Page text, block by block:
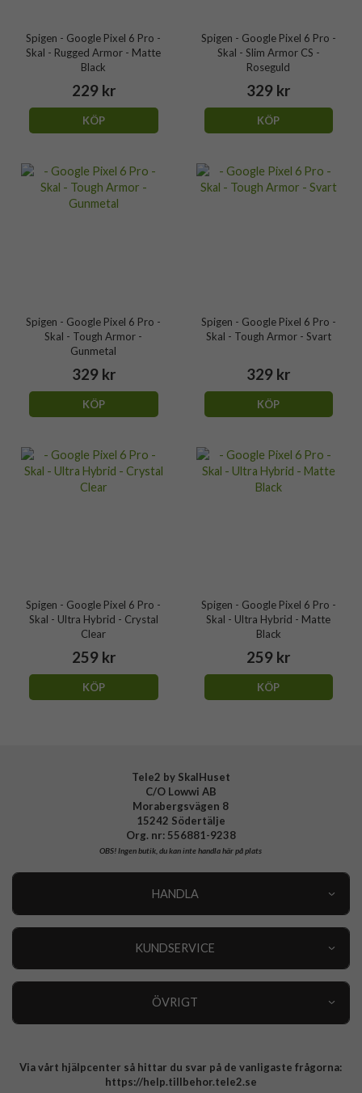
Spigen - Google Pixel 6 Pro -
Skal - Rugged Armor - Matte
Black
229 kr
KÖP
Spigen - Google Pixel 6 Pro -
Skal - Slim Armor CS -
Roseguld
329 kr
KÖP
Spigen - Google Pixel 6 Pro -
Skal - Tough Armor -
Gunmetal
329 kr
KÖP
Spigen - Google Pixel 6 Pro -
Skal - Tough Armor - Svart
329 kr
KÖP
Spigen - Google Pixel 6 Pro -
Skal - Ultra Hybrid - Crystal
Clear
259 kr
KÖP
Spigen - Google Pixel 6 Pro -
Skal - Ultra Hybrid - Matte
Black
259 kr
KÖP
Tele2 by SkalHuset
C/O Lowwi AB
Morabergsvägen 8
15242 Södertälje
Org. nr: 556881-9238
OBS!Ingen butik, du kan inte handla här på plats
HANDLA
KUNDSERVICE
ÖVRIGT
Integritetspolicy
Via vårt hjälpcenter så hittar du svar på de vanligaste frågorna:
https://help.tillbehor.tele2.se